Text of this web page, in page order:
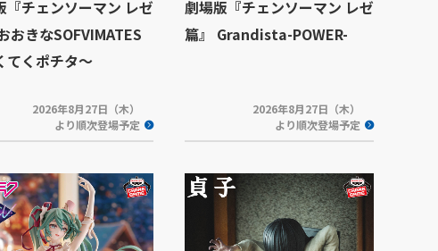
『チェンソーマン レゼ
おきなSOFVIMATES
てくポチタ～
2026年8月27日（木）
より順次登場予定
劇場版『チェンソーマン レゼ
篇』 Grandista-POWER-
2026年8月27日（木）
より順次登場予定